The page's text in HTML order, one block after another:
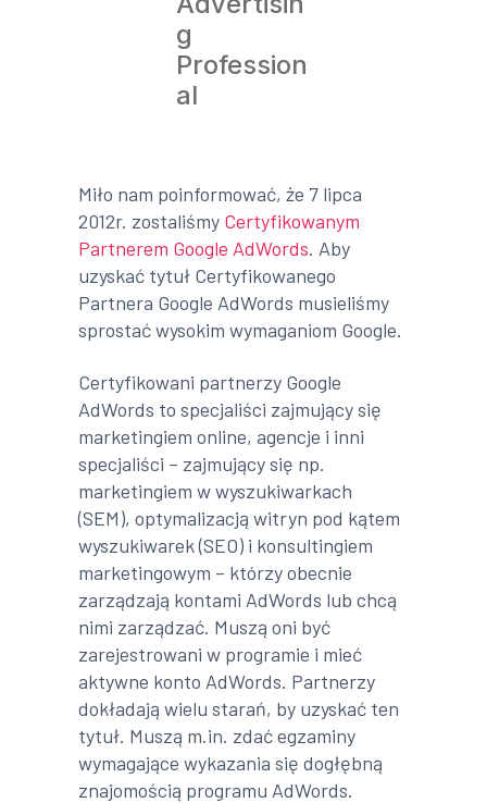
g
Profession
al
Miło nam poinformować, że 7 lipca
2012r. zostaliśmy Certyfikowanym
Partnerem Google AdWords. Aby
uzyskać tytuł Certyfikowanego
Partnera Google AdWords musieliśmy
sprostać wysokim wymaganiom Google.
Certyfikowani partnerzy Google
AdWords to specjaliści zajmujący się
marketingiem online, agencje i inni
specjaliści – zajmujący się np.
marketingiem w wyszukiwarkach
(SEM), optymalizacją witryn pod kątem
wyszukiwarek (SEO) i konsultingiem
marketingowym – którzy obecnie
zarządzają kontami AdWords lub chcą
nimi zarządzać. Muszą oni być
zarejestrowani w programie i mieć
aktywne konto AdWords. Partnerzy
dokładają wielu starań, by uzyskać ten
tytuł. Muszą m.in. zdać egzaminy
wymagające wykazania się dogłębną
znajomością programu AdWords.